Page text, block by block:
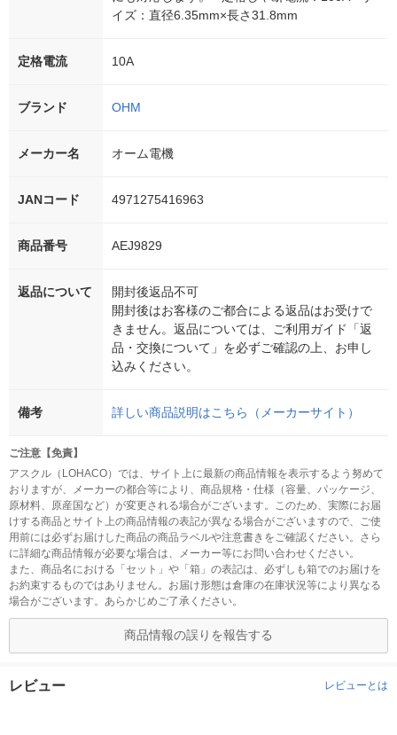
イズ：直径6.35mm×長さ31.8mm
定格電流 10A
ブランド OHM
メーカー名 オーム電機
JANコード 4971275416963
商品番号 AEJ9829
返品について
開封後返品不可
開封後はお客様のご都合による返品はお受けで
きません。返品については、ご利用ガイド「返
品・交換について」を必ずご確認の上、お申し
込みください。
備考 詳しい商品説明はこちら（メーカーサイト）
ご注意【免責】
アスクル（LOHACO）では、サイト上に最新の商品情報を表示するよう努めて
おりますが、メーカーの都合等により、商品規格・仕様（容量、パッケージ、
原材料、原産国など）が変更される場合がございます。このため、実際にお届
けする商品とサイト上の商品情報の表記が異なる場合がございますので、ご使
用前には必ずお届けした商品の商品ラベルや注意書きをご確認ください。さら
に詳細な商品情報が必要な場合は、メーカー等にお問い合わせください。
また、商品名における「セット」や「箱」の表記は、必ずしも箱でのお届けを
お約束するものではありません。お届け形態は倉庫の在庫状況等により異なる
場合がございます。あらかじめご了承ください。
商品情報の誤りを報告する
レビュー レビューとは